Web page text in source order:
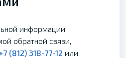
информации
обратной связи,
(812) 318-77-12 или